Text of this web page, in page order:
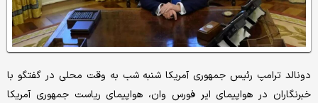
دونالد ترامپ رئیس جمهوری آمریکا شنبه شب به وقت محلی در گفتگو با
خبرنگاران در هواپیمای ایر فورس وان، هواپیمای ریاست جمهوری آمریکا